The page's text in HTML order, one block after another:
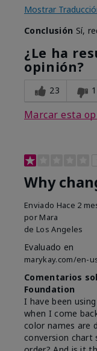
Mostrar
Conclusión Sí,
¿Le ha
opinión?
23 1
Marcar esta
Why
Enviado Hace 2
por Mara
de Los Angeles
Evaluado en
marykay.com/en-
Comentarios
Foundation
I have been
when I come
color names are
conversion